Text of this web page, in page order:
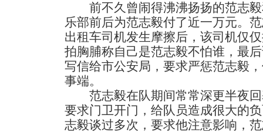
前不久曾闹得沸沸扬扬的范志毅
乐部前后为范志毅付了近一万元。
出租车司机发生摩擦后，该司机仅
拍胸脯称自己是范志毅不怕谁，最
写信给市公安局，要求严惩范志毅
事端。
范志毅在队期间常常深更半夜回
要求门卫开门，给队员造成很大的
志毅谈过多次，要求他注意影响，